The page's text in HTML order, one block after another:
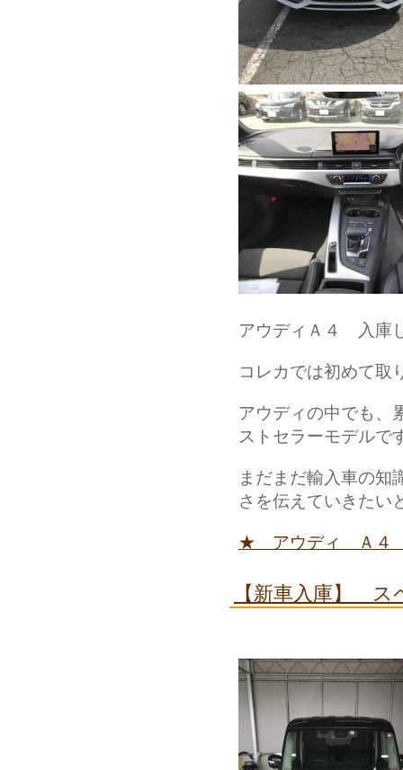
アウディＡ４ 入庫
コレカでは初めて取
アウディの中でも、
ストセラーモデルで
まだまだ輸入車の知
さを伝えていきたい
★ アウディ Ａ
【新車入庫】 ス